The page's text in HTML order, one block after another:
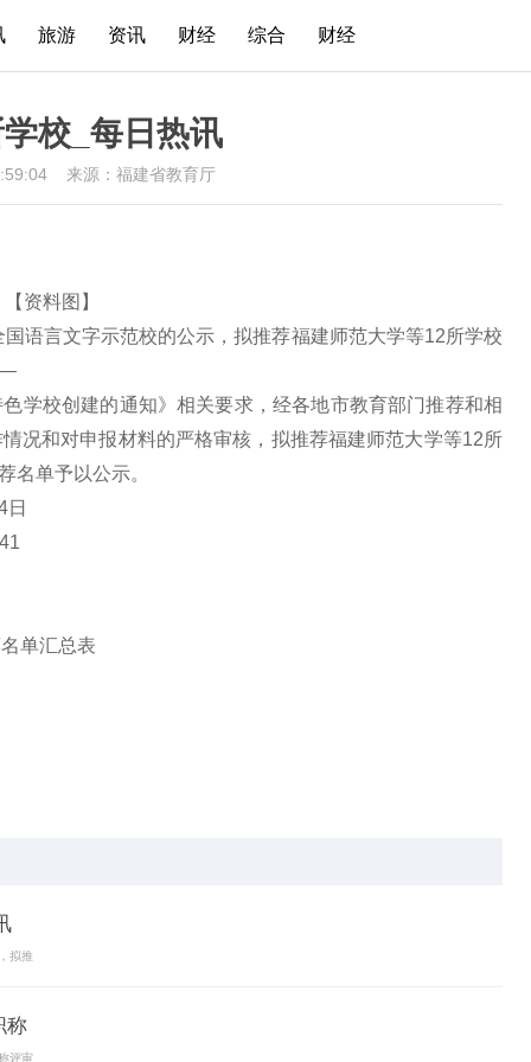
旅游 资讯 财经 综合 财经
校_每日热讯
来源：福建省教育厅
【资料图】
语言文字示范校的公示，拟推荐福建师范大学等12所学校
学校创建的通知》相关要求，经各地市教育部门推荐和相
况和对申报材料的严格审核，拟推荐福建师范大学等12所
名单予以公示。
日
单汇总表
拟推
称
评审